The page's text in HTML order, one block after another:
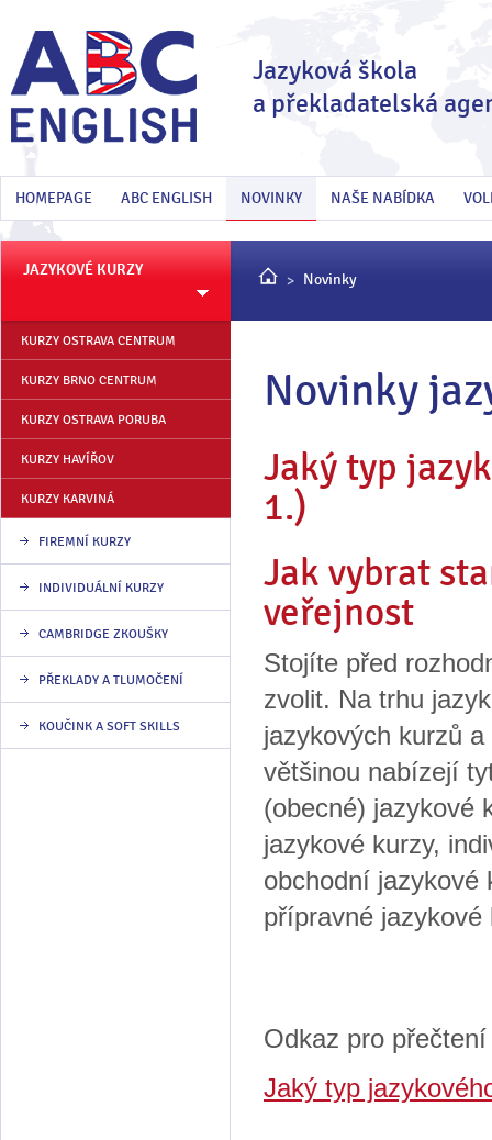
Jazyková škola
a překladatelská
HOMEPAGE ABC ENGLISH NOVINKY NAŠE NABÍDKA
JAZYKOVÉ KURZY
KURZY OSTRAVA CENTRUM
KURZY BRNO CENTRUM
KURZY OSTRAVA PORUBA
KURZY HAVÍŘOV
KURZY KARVINÁ
FIREMNÍ KURZY
INDIVIDUÁLNÍ KURZY
CAMBRIDGE ZKOUŠKY
PŘEKLADY A TLUMOČENÍ
KOUČINK A SOFT SKILLS
Novinky
Novinky
Jaký typ
1.)
Jak vybrat
veřejnost
Stojíte před
zvolit. Na trhu
jazykových kurzů
většinou nabízejí
(obecné) jazykové
jazykové kurzy,
obchodní jazykové
přípravné
Odkaz pro
Jaký typ